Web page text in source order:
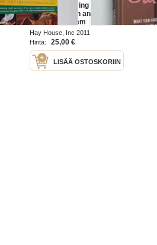
Constant Craving - What Your Food
Cravings Mean and How to
Overcome Them
Hay House, Inc 2011
Hinta:
25,00 €
LISÄÄ OSTOSKORIIN